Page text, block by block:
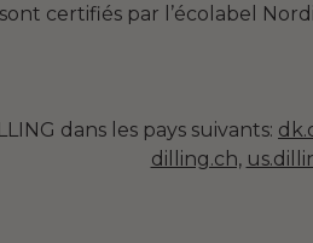
certifiés par l’écolabel
dans les pays suivants:
dilling.ch,